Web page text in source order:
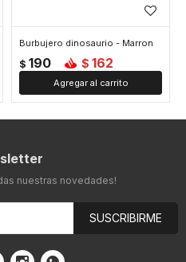
Burbujero dinosaurio - Marron
$ 190 $ 162
nuestras novedades!
SUSCRIBIRME